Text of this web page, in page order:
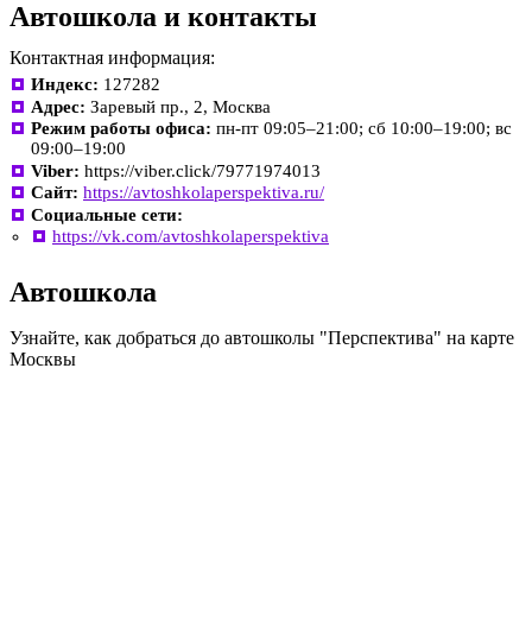
Автошкола и контакты
Контактная информация:
Индекс: 127282
Адрес: Заревый пр., 2, Москва
Режим работы офиса: пн-пт 09:05–21:00; сб 10:00–19:00; вс
09:00–19:00
Viber: https://viber.click/79771974013
Сайт: https://avtoshkolaperspektiva.ru/
Социальные сети:
https://vk.com/avtoshkolaperspektiva
Автошкола
Узнайте, как добраться до автошколы "Перспектива" на карте
Москвы